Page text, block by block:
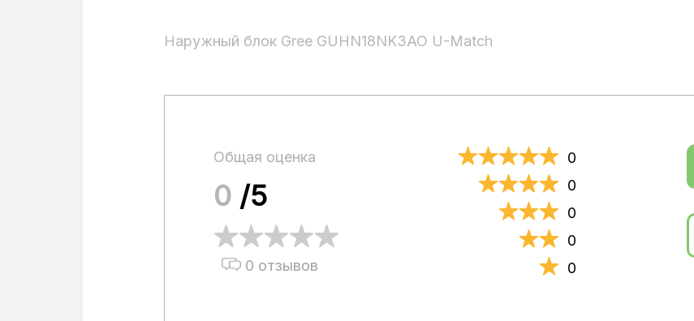
Наружный блок Gree GUHN18NK3AO U-Match
Общая оценка
0 /5
0 отзывов
0
0
0
0
0